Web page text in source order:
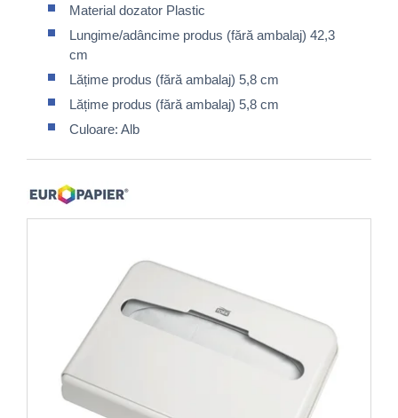
Material dozator Plastic
Lungime/adâncime produs (fără ambalaj) 42,3
cm
Lățime produs (fără ambalaj) 5,8 cm
Lățime produs (fără ambalaj) 5,8 cm
Culoare: Alb